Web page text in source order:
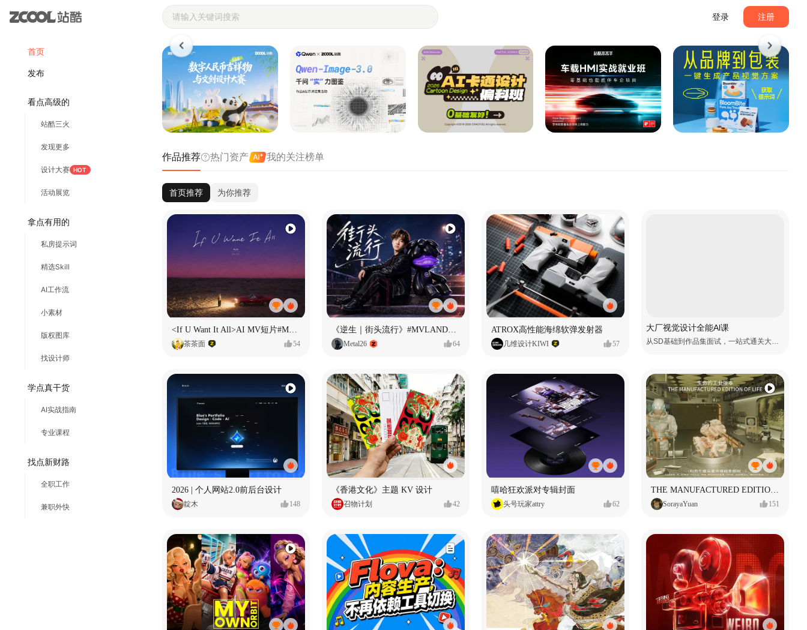
首页
发布
看点高级的
站酷三火
发现更多
设计大赛 HOT
活动展览
拿点有用的
私房提示词
精选Skill
AI工作流
小素材
版权图库
找设计师
学点真干货
AI实战指南
专业课程
找点新财路
全职工作
兼职外快
登录 注册
站酷ZCOOL - 设计师们都在站酷
作品推荐 热门资产 我的关注榜单
首页推荐 为你推荐
<If U Want It All>AI MV短片#MVLAND嘻哈狂欢派对
茶茶面 54
《逆生｜街头流行》#MVLAND嘻哈狂欢派对
Metal26 64
ATROX高性能海绵软弹发射器
几维设计KIWI 57
大厂视觉设计全能Al课
从SD基础到作品集面试，一站式通关大厂视觉岗
2026 | 个人网站2.0前后台设计
靛木 148
《香港文化》主题 KV 设计
召物计划 42
嘻哈狂欢派对专辑封面
头号玩家attry 62 SorayaYuan 151